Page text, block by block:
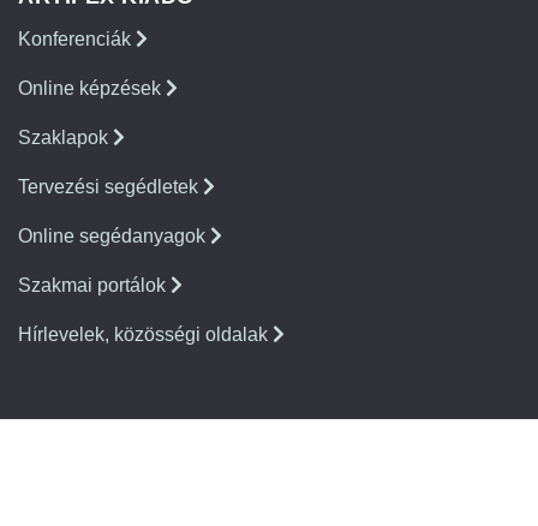
Konferenciák
Online képzések
Szaklapok
Tervezési segédletek
Online segédanyagok
Szakmai portálok
Hírlevelek, közösségi oldalak